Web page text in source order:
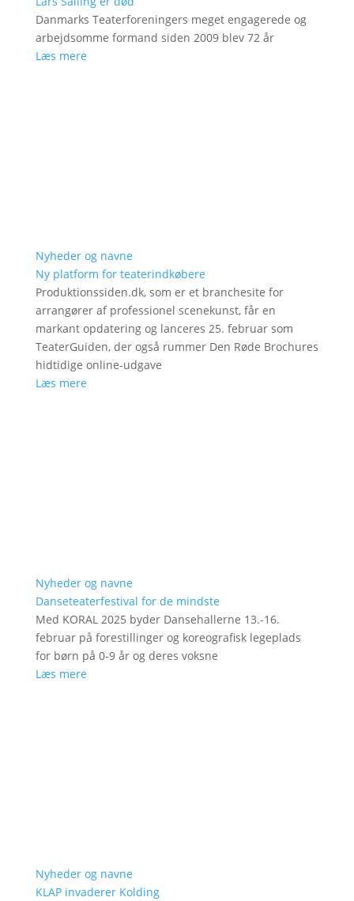
Danmarks Teaterforeningers meget engagerede og
arbejdsomme formand siden 2009 blev 72 år
Læs mere
Nyheder og navne
Ny platform for teaterindkøbere
Produktionssiden.dk, som er et branchesite for
arrangører af professionel scenekunst, får en
markant opdatering og lanceres 25. februar som
TeaterGuiden, der også rummer Den Røde Brochures
hidtidige online-udgave
Læs mere
Nyheder og navne
Danseteaterfestival for de mindste
Med KORAL 2025 byder Dansehallerne 13.-16.
februar på forestillinger og koreografisk legeplads
for børn på 0-9 år og deres voksne
Læs mere
Nyheder og navne
KLAP invaderer Kolding